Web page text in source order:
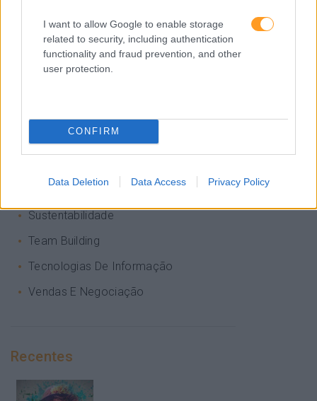
I want to allow Google to enable storage
related to security, including authentication
functionality and fraud prevention, and other
user protection.
CONFIRM
Data Deletion Data Access Privacy Policy
Liderança
PORTO RH MEETING
Sem Categoria
Sustentabilidade
Team Building
Tecnologias De Informação
Vendas E Negociação
Recentes